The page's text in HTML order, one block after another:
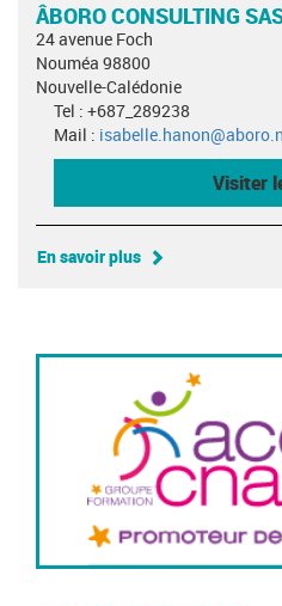
ÂBORO CONSULTING
24 avenue Foch
Nouméa 98800
Nouvelle-Calédonie
Tel : +687_289238
Mail :
Visiter
En savoir plus